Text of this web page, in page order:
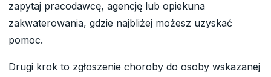
zapytaj pracodawcę, agencję lub opiekuna
zakwaterowania, gdzie najbliżej możesz uzyskać
pomoc.
Drugi krok to zgłoszenie choroby do osoby wskazanej